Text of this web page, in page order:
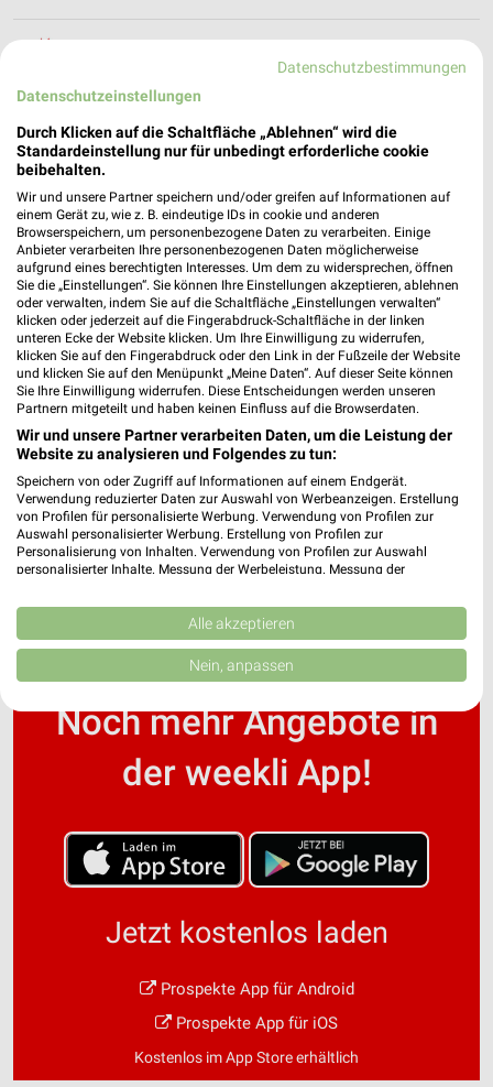
HKL BAUMASCHINEN Prospekte & Angebote für
Holz-Zentrum Theile Filialen & Öffnungszeiten
für Elsterwerda
HORNBACH Prospekte & Angebote für Görlitz
Höffner Katalog und Prospekte für Cottbus
Noch mehr Angebote in
der weekli App!
Jetzt kostenlos laden
Prospekte App für Android
Prospekte App für iOS
Kostenlos im App Store erhältlich
Datenschutzbestimmungen
Datenschutzeinstellungen
Durch Klicken auf die Schaltfläche „Ablehnen“ wird die
Standardeinstellung nur für unbedingt erforderliche cookie
beibehalten.
Wir und unsere Partner speichern und/oder greifen auf Informationen auf
einem Gerät zu, wie z. B. eindeutige IDs in cookie und anderen
Browserspeichern, um personenbezogene Daten zu verarbeiten. Einige
Anbieter verarbeiten Ihre personenbezogenen Daten möglicherweise
aufgrund eines berechtigten Interesses. Um dem zu widersprechen, öffnen
Sie die „Einstellungen“. Sie können Ihre Einstellungen akzeptieren, ablehnen
oder verwalten, indem Sie auf die Schaltfläche „Einstellungen verwalten“
klicken oder jederzeit auf die Fingerabdruck-Schaltfläche in der linken
unteren Ecke der Website klicken. Um Ihre Einwilligung zu widerrufen,
klicken Sie auf den Fingerabdruck oder den Link in der Fußzeile der Website
und klicken Sie auf den Menüpunkt „Meine Daten“. Auf dieser Seite können
Sie Ihre Einwilligung widerrufen. Diese Entscheidungen werden unseren
Partnern mitgeteilt und haben keinen Einfluss auf die Browserdaten.
Wir und unsere Partner verarbeiten Daten, um die Leistung der
Website zu analysieren und Folgendes zu tun:
Speichern von oder Zugriff auf Informationen auf einem Endgerät.
Verwendung reduzierter Daten zur Auswahl von Werbeanzeigen. Erstellung
von Profilen für personalisierte Werbung. Verwendung von Profilen zur
Auswahl personalisierter Werbung. Erstellung von Profilen zur
Personalisierung von Inhalten. Verwendung von Profilen zur Auswahl
personalisierter Inhalte. Messung der Werbeleistung. Messung der
Kombinationen von Daten aus verschiedenen Quellen. Entwicklung und
Verbesserung der Angebote. Verwendung reduzierter Daten zur Auswahl
von Inhalten.
Daten können außerhalb der Europäischen Union weitergegeben und in die
Website/App.
Wir nutzen Ihre Daten für folgende Zwecke:
Speichern von oder Zugriff auf Informationen
auf einem Endgerät
Werbeanzeigen
Verwendung von Profilen zur Auswahl
Alle akzeptieren
Nein, anpassen